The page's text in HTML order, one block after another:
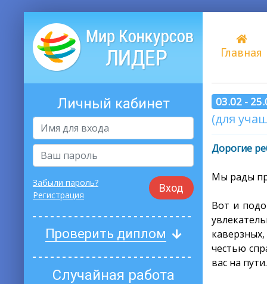
Главная
Личный кабинет
Вход
Забыли пароль?
Регистрация
Проверить диплом
Случайная работа
03.02 -
(для
Дорогие
Мы рады
Вот и
честью
вас на пути.